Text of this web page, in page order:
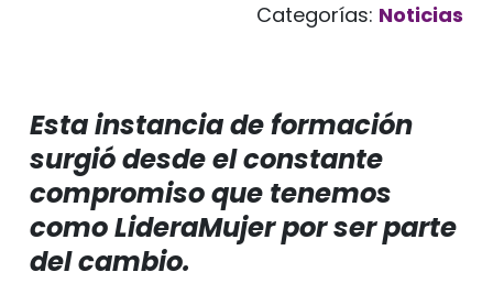
Categorías: Noticias
Esta instancia de formación
surgió desde el constante
compromiso que tenemos
como LideraMujer por ser parte
del cambio.